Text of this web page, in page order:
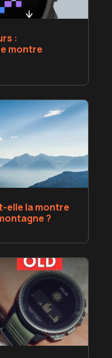
:
montre
elle la montre
?